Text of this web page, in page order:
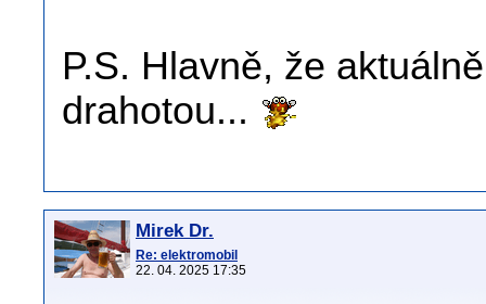
P.S. Hlavně, že
drahotou...
Mirek Dr.
Re: elektromobil
22. 04. 2025 17:35